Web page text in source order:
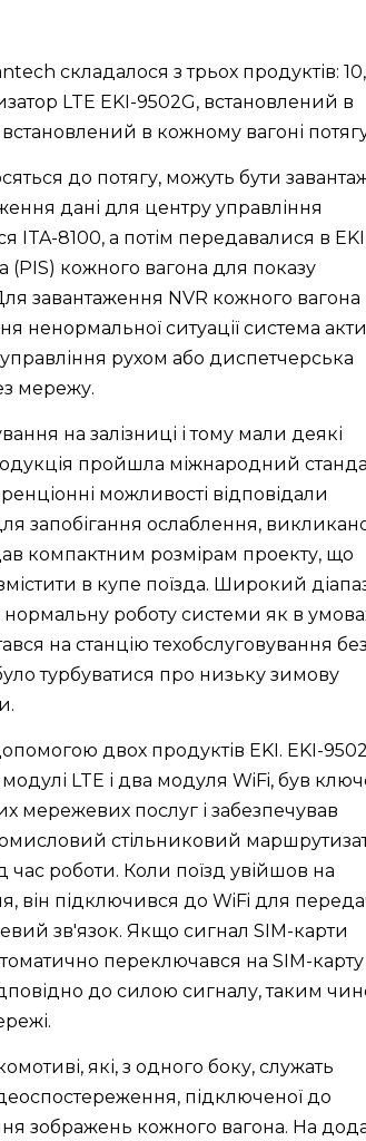
складалося з трьох продуктів:
LTE EKI-9502G, встановлений в
в кожному вагоні
до потягу, можуть бути
дані для центру управління
8100, а потім передавалися в
(PIS) кожного вагона для показу
завантаження NVR кожного вагона
ненормальної ситуації система
рухом або диспетчерська
мережу.
на залізниці і тому мали деякі
пройшла міжнародний
можливості відповідали
запобігання ослаблення,
компактним розмірам проекту, що
в купе поїзда. Широкий
нормальну роботу системи як в
на станцію техобслуговування
турбуватися про низьку зимову
двох продуктів EKI. EKI-
LTE і два модуля WiFi, був
мережевих послуг і забезпечував
стільниковий
роботи. Коли поїзд увійшов на
він підключився до WiFi для
зв'язок. Якщо сигнал SIM-карти
переключався на SIM-карту
до силою сигналу, таким
які, з одного боку, служать
підключеної до
зображень кожного вагона. На